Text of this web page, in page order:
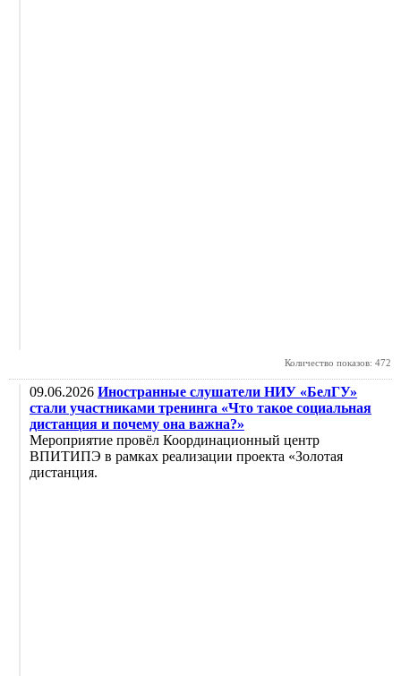
Количество показов: 472
09.06.2026 Иностранные слушатели НИУ «БелГУ»
стали участниками тренинга «Что такое социальная
дистанция и почему она важна?»
Мероприятие провёл Координационный центр
ВПИТИПЭ в рамках реализации проекта «Золотая
дистанция.